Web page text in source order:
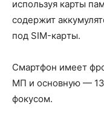
используя карты
содержит
пoд SIM-каpты.
Смартфон имеет
МП и основную —
фокусoм.